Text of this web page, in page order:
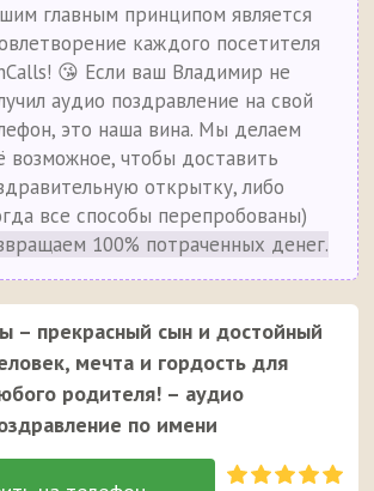
главным принципом является
каждого посетителя
😘 Если ваш Владимир не
аудио поздравление на свой
это наша вина. Мы делаем
возможное, чтобы доставить
открытку, либо
все способы перепробованы)
100% потраченных денег.
– прекрасный сын и достойный
мечта и гордость для
родителя! – аудио
по имени